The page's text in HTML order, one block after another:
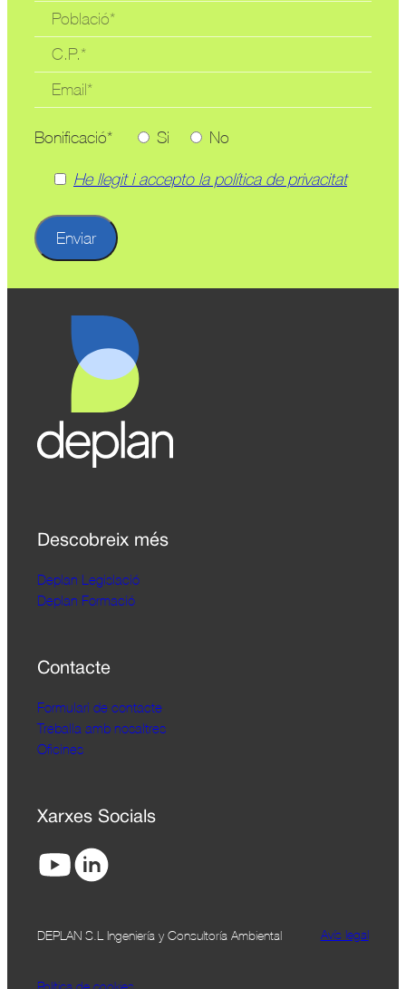
Bonificació* Si No
He llegit i accepto la política de privacitat
Descobreix més
Deplan Legislació
Deplan Formació
Contacte
Formulari de contacte
Treballa amb nosaltres
Oficines
Xarxes Socials
DEPLAN S.L Ingeniería y Consultoría Ambiental Avís legal
Política de cookies